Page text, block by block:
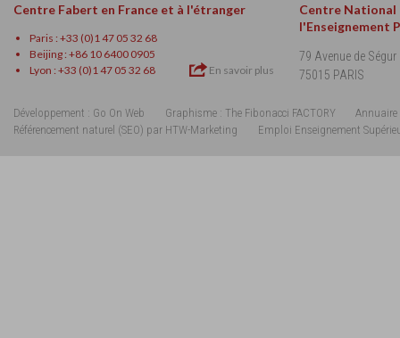
Centre Fabert en France et à l'étranger
Paris : +33 (0)1 47 05 32 68
Beijing : +86 10 6400 0905
Lyon : +33 (0)1 47 05 32 68
En savoir plus
Centre National
l'Enseignement
79 Avenue de Ségur
75015 PARIS
Développement : Go On Web Graphisme : The Fibonacci FACTORY
Annuaire
Référencement naturel (SEO) par HTW-Marketing
Emploi Enseignement